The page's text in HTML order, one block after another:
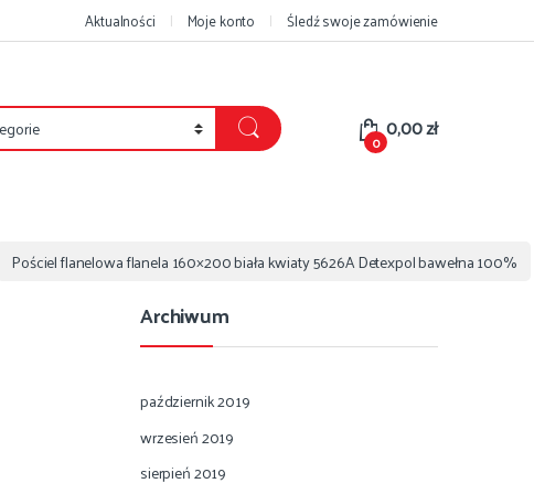
Aktualności Moje konto Śledź swoje zamówienie
0 0,00zł
Pościel flanelowa flanela 160×200 biała kwiaty 5626A Detexpol bawełna 100%
Archiwum
październik 2019
wrzesień 2019
sierpień 2019